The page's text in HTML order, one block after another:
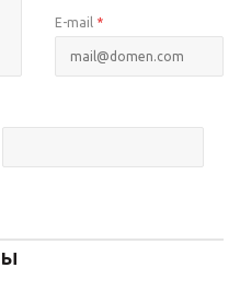
E-mail *